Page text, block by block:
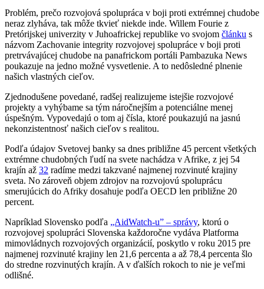
Problém, prečo rozvojová spolupráca v boji proti extrémnej chudobe
neraz zlyháva, tak môže tkvieť niekde inde. Willem Fourie z
Pretórijskej univerzity v Juhoafrickej republike vo svojom článku s
názvom Zachovanie integrity rozvojovej spolupráce v boji proti
pretrvávajúcej chudobe na panafrickom portáli Pambazuka News
poukazuje na jedno možné vysvetlenie. A to nedôsledné plnenie
našich vlastných cieľov.
Zjednodušene povedané, radšej realizujeme istejšie rozvojové
projekty a vyhýbame sa tým náročnejším a potenciálne menej
úspešným. Vypovedajú o tom aj čísla, ktoré poukazujú na jasnú
nekonzistentnosť našich cieľov s realitou.
Podľa údajov Svetovej banky sa dnes približne 45 percent všetkých
extrémne chudobných ľudí na svete nachádza v Afrike, z jej 54
krajín až 32 radíme medzi takzvané najmenej rozvinuté krajiny
sveta. No zároveň objem zdrojov na rozvojovú spoluprácu
smerujúcich do Afriky dosahuje podľa OECD len približne 20
percent.
Napríklad Slovensko podľa „AidWatch-u” – správy, ktorú o
rozvojovej spolupráci Slovenska každoročne vydáva Platforma
mimovládnych rozvojových organizácií, poskytlo v roku 2015 pre
najmenej rozvinuté krajiny len 21,6 percenta a až 78,4 percenta šlo
do stredne rozvinutých krajín. A v ďalších rokoch to nie je veľmi
odlišné.